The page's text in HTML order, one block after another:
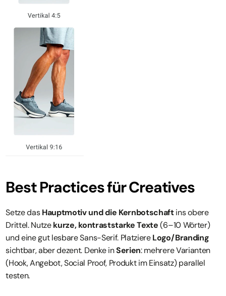
Best Practices für Creatives
Setze das Hauptmotiv und die Kernbotschaft ins obere
Drittel. Nutze kurze, kontraststarke Texte (6–10 Wörter)
und eine gut lesbare Sans-Serif. Platziere Logo/Branding
sichtbar, aber dezent. Denke in Serien: mehrere Varianten
(Hook, Angebot, Social Proof, Produkt im Einsatz) parallel
testen.